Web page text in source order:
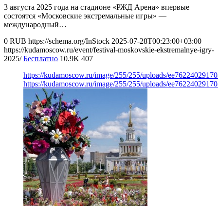
3 августа 2025 года на стадионе «РЖД Арена» впервые
состоятся «Московские экстремальные игры» —
международный…
0 RUB https://schema.org/InStock 2025-07-28T00:23:00+03:00
https://kudamoscow.ru/event/festival-moskovskie-ekstremalnye-igry-
2025/ Бесплатно 10.9K 407
https://kudamoscow.ru/image/255/255/uploads/
https://kudamoscow.ru/image/255/255/uploads/